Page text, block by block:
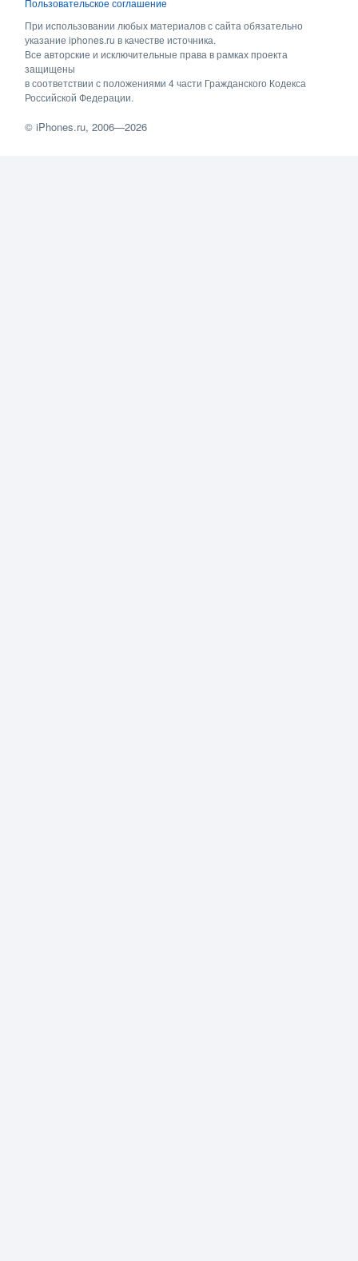
Пользовательское соглашение
При использовании любых материалов с сайта обязательно
указание iphones.ru в качестве источника.
Все авторские и исключительные права в рамках проекта
защищены
в соответствии с положениями 4 части Гражданского Кодекса
Российской Федерации.
©iPhones.ru, 2006—2026